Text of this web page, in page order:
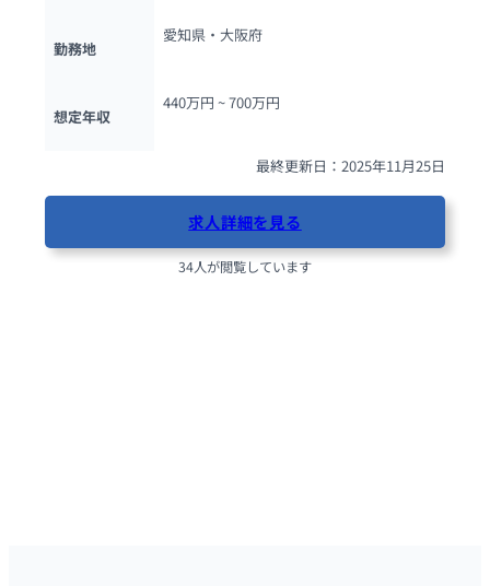
勤務地
愛知県・大阪府
想定年収
440万円 ~ 700万円
最終更新日：2025年11月25日
求人詳細を見る
34人が閲覧しています